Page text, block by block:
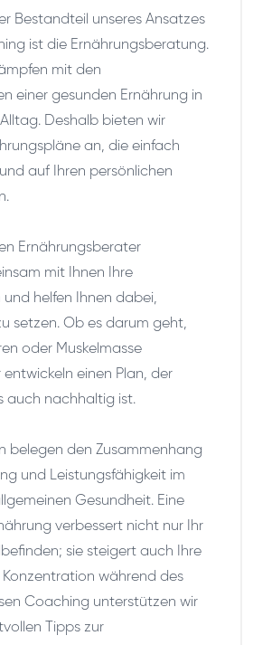
Bestandteil unseres Ansatzes
ist die Ernährungsberatung.
mit den
einer gesunden Ernährung in
Deshalb bieten wir
an, die einfach
auf Ihren persönlichen
Ernährungsberater
mit Ihnen Ihre
und helfen Ihnen dabei,
setzen. Ob es darum geht,
oder Muskelmasse
einen Plan, der
auch nachhaltig ist.
belegen den Zusammenhang
und Leistungsfähigkeit im
Gesundheit. Eine
verbessert nicht nur Ihr
sie steigert auch Ihre
Konzentration während des
Coaching unterstützen wir
Tipps zur